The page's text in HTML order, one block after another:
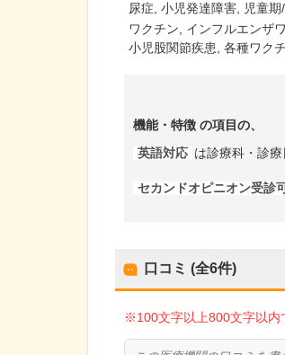
尿症 小児発達障害 児童
ワクチン
インフルエンザ
小児股関節疾患, 各種ワク
機能・特徴 の項目の、
英語対応 は診療科・診
セカンドオピニオン受診
口コミ (全6件)
※100文字以上800文字以内